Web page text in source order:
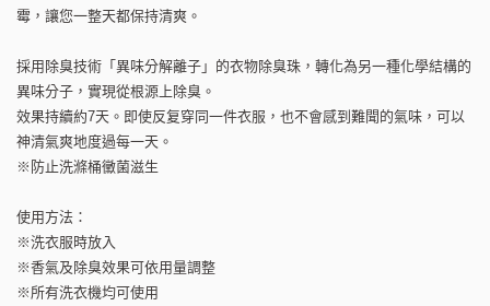
霉，讓您一整天都保持清爽。
採用除臭技術「異味分解離子」的衣物除臭珠，轉化為另一種化學結構的
異味分子，實現從根源上除臭。
效果持續約7天。即使反复穿同一件衣服，也不會感到難聞的氣味，可以
神清氣爽地度過每一天。
※防止洗滌桶黴菌滋生
使用方法：
※洗衣服時放入
※香氣及除臭效果可依用量調整
※所有洗衣機均可使用